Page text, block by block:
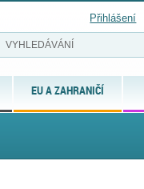
EU A ZAHRANIČÍ
Přihlášení